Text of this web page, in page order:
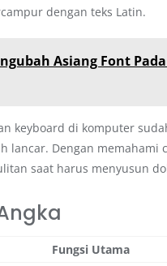
dengan teks Latin.
Asiang Font
keyboard di komputer
Dengan memahami
saat harus menyusun
Fungsi Utama